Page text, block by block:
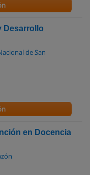
Desarrollo
de San
en Docencia